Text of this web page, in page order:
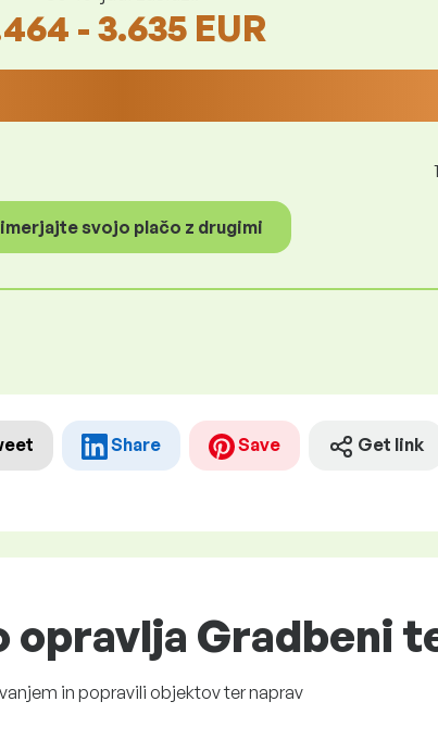
- 3.635 EUR
svojo plačo z drugimi
Share Save Get link
opravlja Gradbeni
in popravili objektov ter naprav